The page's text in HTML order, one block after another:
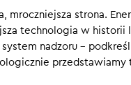
OpenAI, to jeden z
ChatGPT –
przyjechał do
mroczniejsza strona.
technologia w historii
nadzoru –
przedstawiamy